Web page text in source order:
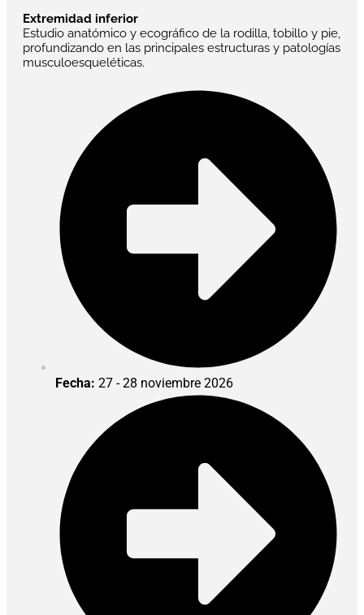
Extremidad inferior
Estudio anatómico y ecográfico de la rodilla, tobillo y pie,
profundizando en las principales estructuras y patologías
musculoesqueléticas.
Fecha: 27 - 28 noviembre 2026